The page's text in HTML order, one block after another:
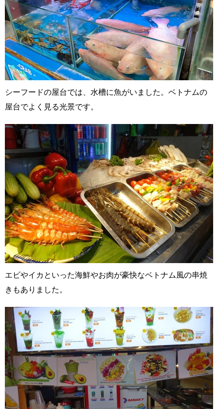
シーフードの屋台では、水槽に魚がいました。ベトナムの
屋台でよく見る光景です。
エビやイカといった海鮮やお肉が豪快なベトナム風の串焼
きもありました。